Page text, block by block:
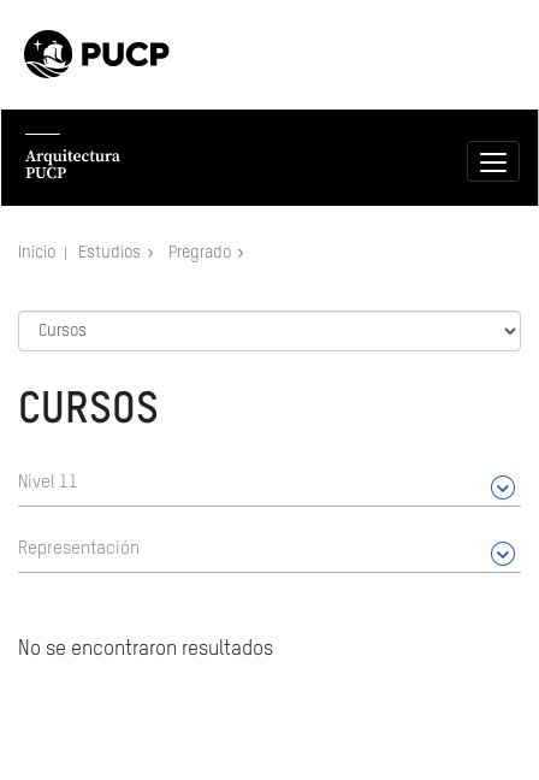
Inicio Estudios Pregrado
CURSOS
Nivel 11
Representación
No se encontraron resultados